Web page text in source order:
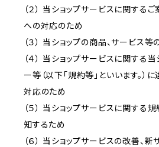
（２） 当ショップサービスに関する
への対応のため
（３） 当ショップの商品、サービス
（４） 当ショップサービスに関する
ー等（以下「規約等」といいます。）
対応のため
（５） 当ショップサービスに関する
知するため
（６） 当ショップサービスの改善、